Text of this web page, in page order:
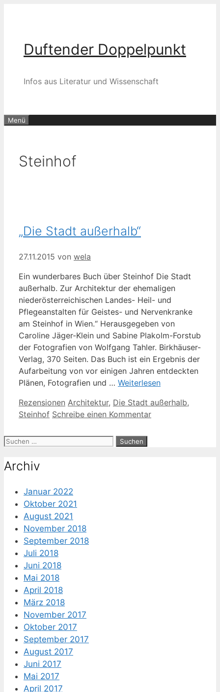
Duftender Doppelpunkt
Infos aus Literatur und Wissenschaft
Menü
Steinhof
„Die Stadt außerhalb“
27.11.2015 von wela
Ein wunderbares Buch über Steinhof Die Stadt
außerhalb. Zur Architektur der ehemaligen
niederösterreichischen Landes- Heil- und
Pflegeanstalten für Geistes- und Nervenkranke
am Steinhof in Wien.“ Herausgegeben von
Caroline Jäger-Klein und Sabine Plakolm-Forstub
der Fotografien von Wolfgang Tahler. Birkhäuser-
Verlag, 370 Seiten. Das Buch ist ein Ergebnis der
Aufarbeitung von vor einigen Jahren entdeckten
Plänen, Fotografien und … Weiterlesen
Kategorien
Rezensionen Schlagwörter
Architektur, Die Stadt außerhalb,
Steinhof Schreibe einen Kommentar
Suche
Archiv
Januar 2022
Oktober 2021
August 2021
November 2018
September 2018
Juli 2018
Juni 2018
Mai 2018
April 2018
März 2018
November 2017
Oktober 2017
September 2017
August 2017
Juni 2017
Mai 2017
April 2017